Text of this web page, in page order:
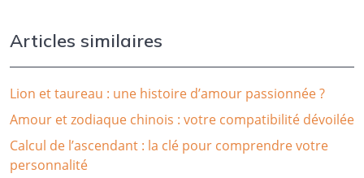
Articles similaires
Lion et taureau : une histoire d’amour passionnée ?
Amour et zodiaque chinois : votre compatibilité dévoilée
Calcul de l’ascendant : la clé pour comprendre votre
personnalité